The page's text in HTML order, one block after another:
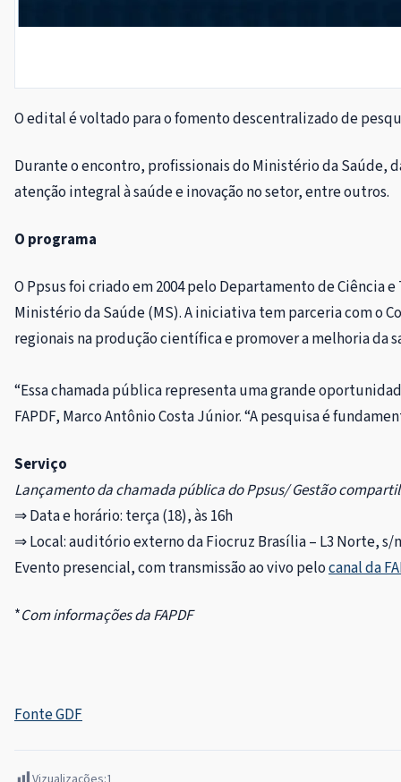
O edital é voltado para o fomento descentralizado de
Durante o encontro, profissionais do Ministério da Saúde,
atenção integral à saúde e inovação no setor, entre outros.
O programa
O Ppsus foi criado em 2004 pelo Departamento de
Ministério da Saúde (MS). A iniciativa tem parceria com o
regionais na produção científica e promover a melhoria da
“Essa chamada pública representa uma grande
FAPDF, Marco Antônio Costa Júnior. “A pesquisa é
Serviço
Lançamento da chamada pública do Ppsus/ Gestão
⇒ Data e horário: terça (18), às 16h
⇒Local: auditório externo da Fiocruz Brasília – L3 Norte, s/
Evento presencial, com transmissão ao vivo pelocanal da
*Com informações da FAPDF
Fonte GDF